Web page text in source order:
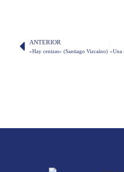
ANTERIOR
«Hay cenizas» (Santiago Vizcaíno)